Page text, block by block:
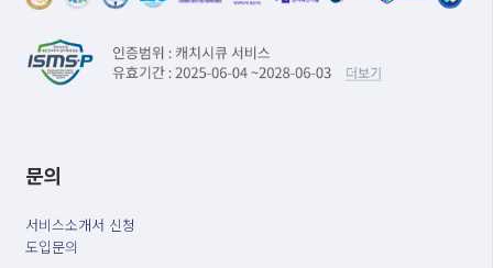
문의
서비스소개서 신청
도입문의